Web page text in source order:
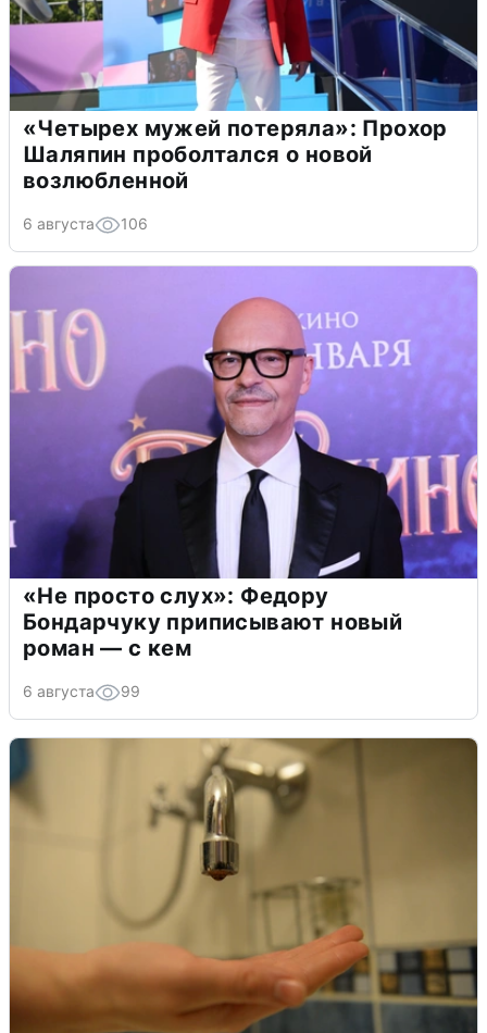
«Четырех мужей потеряла»: Прохор
Шаляпин проболтался о новой
возлюбленной
6 августа 106
«Не просто слух»: Федору
Бондарчуку приписывают новый
роман — с кем
6 августа 99